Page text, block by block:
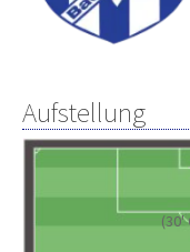
Aufstellung
(30'